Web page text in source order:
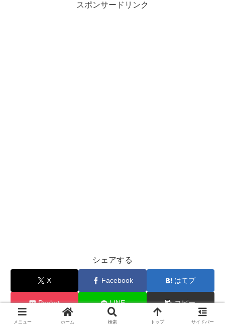
スポンサードリンク
シェアする
X Facebook はてブ
Pocket LINE コピー
メニュー ホーム 検索 トップ サイドバー